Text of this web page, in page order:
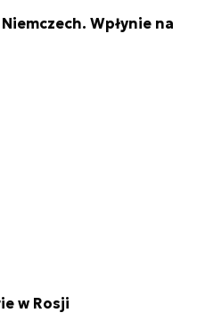
Wpłynie na
w Rosji